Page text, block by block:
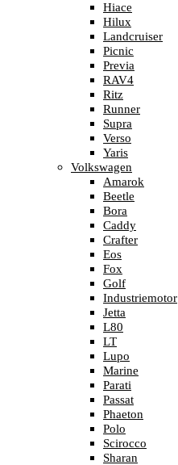
Hiace
Hilux
Landcruiser
Picnic
Previa
RAV4
Ritz
Runner
Supra
Verso
Yaris
Volkswagen
Amarok
Beetle
Bora
Caddy
Crafter
Eos
Fox
Golf
Industriemotor
Jetta
L80
LT
Lupo
Marine
Parati
Passat
Phaeton
Polo
Scirocco
Sharan